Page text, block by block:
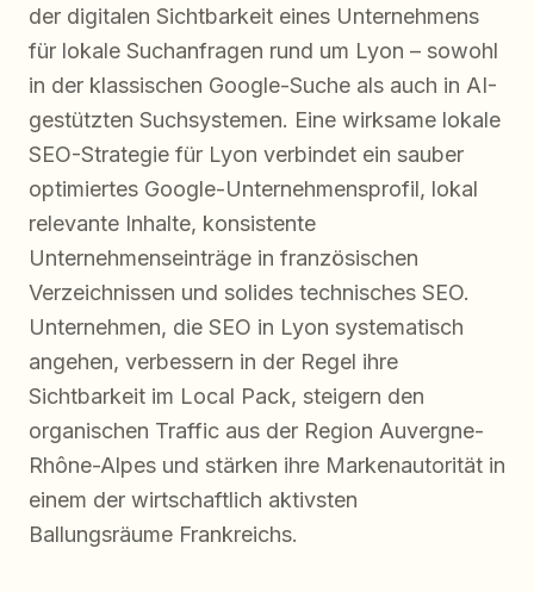
der digitalen Sichtbarkeit eines Unternehmens
für lokale Suchanfragen rund um Lyon – sowohl
in der klassischen Google-Suche als auch in AI-
gestützten Suchsystemen. Eine wirksame lokale
SEO-Strategie für Lyon verbindet ein sauber
optimiertes Google-Unternehmensprofil, lokal
relevante Inhalte, konsistente
Unternehmenseinträge in französischen
Verzeichnissen und solides technisches SEO.
Unternehmen, die SEO in Lyon systematisch
angehen, verbessern in der Regel ihre
Sichtbarkeit im Local Pack, steigern den
organischen Traffic aus der Region Auvergne-
Rhône-Alpes und stärken ihre Markenautorität in
einem der wirtschaftlich aktivsten
Ballungsräume Frankreichs.